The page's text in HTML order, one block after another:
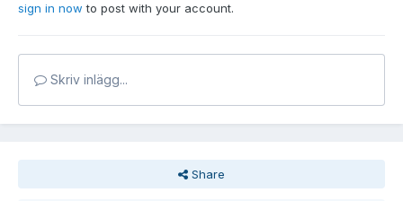
sign in now to post with your account.
Skriv inlägg...
Share